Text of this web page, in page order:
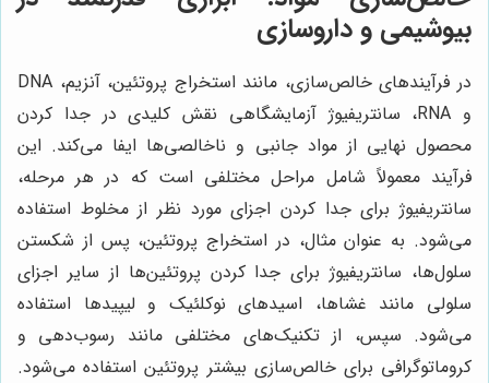
بیوشیمی و داروسازی
در فرآیندهای خالص‌سازی، مانند استخراج پروتئین، آنزیم، DNA
و RNA، سانتریفیوژ آزمایشگاهی نقش کلیدی در جدا کردن
محصول نهایی از مواد جانبی و ناخالصی‌ها ایفا می‌کند. این
فرآیند معمولاً شامل مراحل مختلفی است که در هر مرحله،
سانتریفیوژ برای جدا کردن اجزای مورد نظر از مخلوط استفاده
می‌شود. به عنوان مثال، در استخراج پروتئین، پس از شکستن
سلول‌ها، سانتریفیوژ برای جدا کردن پروتئین‌ها از سایر اجزای
سلولی مانند غشاها، اسیدهای نوکلئیک و لیپیدها استفاده
می‌شود. سپس، از تکنیک‌های مختلفی مانند رسوب‌دهی و
کروماتوگرافی برای خالص‌سازی بیشتر پروتئین استفاده می‌شود.